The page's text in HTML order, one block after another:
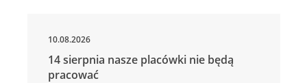
10.08.2026
14 sierpnia nasze placówki nie będą
pracować